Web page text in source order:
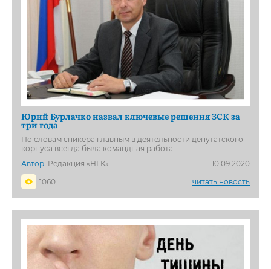
Юрий Бурлачко назвал ключевые решения ЗСК за
три года
По словам спикера главным в деятельности депутатского
корпуса всегда была командная работа
Автор: Редакция «НГК»
10.09.2020
1060
читать новость